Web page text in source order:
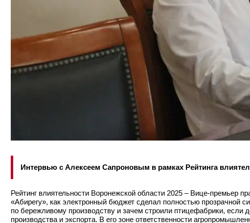
Интервью с Алексеем Сапроновым в рамках Рейтинга
Рейтинг влиятельности Воронежской области 2025 – Вице-премьер
«Абирегу», как электронный бюджет сделал полностью прозрачной
по бережливому производству и зачем строили птицефабрики,
производства и экспорта. В его зоне ответственности